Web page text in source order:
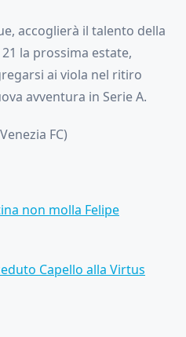
accoglierà il talento della
la prossima estate,
ai viola nel ritiro
avventura in Serie A.
FC)
non molla Felipe
Capello alla Virtus